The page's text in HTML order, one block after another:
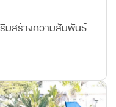
ริมสร้างความสัมพันธ์